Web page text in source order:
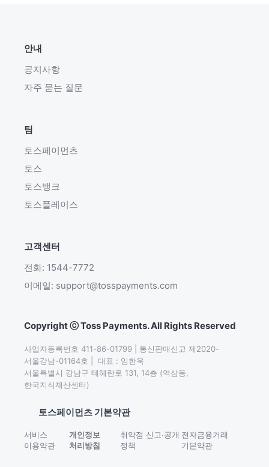
안내
공지사항
자주 묻는 질문
팀
토스페이먼츠
토스
토스뱅크
토스플레이스
고객센터
전화: 1544-7772
이메일: support@tosspayments.com
Copyright ⓒ Toss Payments. All Rights Reserved
사업자등록번호 411-86-01799 | 통신판매신고 제2020-
서울강남-01164호 |  대표 : 임한욱
서울특별시 강남구 테헤란로 131, 14층 (역삼동,
한국지식재산센터)
토스페이먼츠 기본약관
서비스
이용약관
개인정보
처리방침
취약점 신고∙공개
정책
전자금융거래
기본약관